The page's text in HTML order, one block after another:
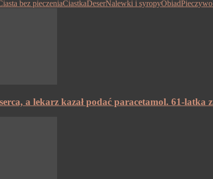
bez pieczeniaCiastkaDeserNalewki i syropyObiad
a lekarz kazał podać paracetamol. 61-latka